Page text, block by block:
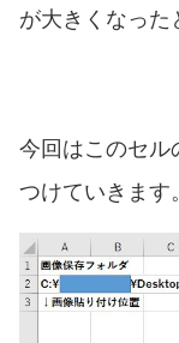
が大きくなった
今回はこのセル
つけていきます。